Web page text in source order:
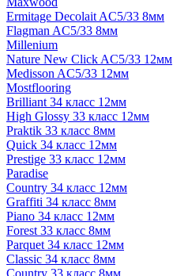
Ermitage Decolait AC5/33 8мм
Flagman AC5/33 8мм
Millenium
Nature New Click AC5/33 12мм
Medisson AC5/33 12мм
Mostflooring
Brilliant 34 класс 12мм
High Glossy 33 класс 12мм
Praktik 33 класс 8мм
Quick 34 класс 12мм
Prestige 33 класс 12мм
Paradise
Country 34 класс 12мм
Graffiti 34 класс 8мм
Piano 34 класс 12мм
Forest 33 класс 8мм
Parquet 34 класс 12мм
Classic 34 класс 8мм
Country 33 класс 8мм